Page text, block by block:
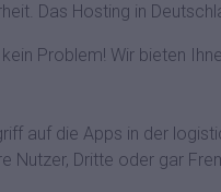
Das Hosting in
Problem! Wir bieten
auf die Apps in der
Nutzer, Dritte oder gar